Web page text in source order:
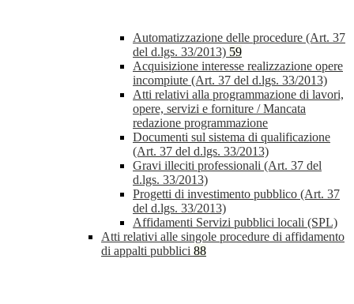
Automatizzazione delle procedure (Art. 37
del d.lgs. 33/2013) 59
Acquisizione interesse realizzazione opere
incompiute (Art. 37 del d.lgs. 33/2013)
Atti relativi alla programmazione di lavori,
opere, servizi e forniture / Mancata
redazione programmazione
Documenti sul sistema di qualificazione
(Art. 37 del d.lgs. 33/2013)
Gravi illeciti professionali (Art. 37 del
d.lgs. 33/2013)
Progetti di investimento pubblico (Art. 37
del d.lgs. 33/2013)
Affidamenti Servizi pubblici locali (SPL)
Atti relativi alle singole procedure di affidamento
di appalti pubblici 88